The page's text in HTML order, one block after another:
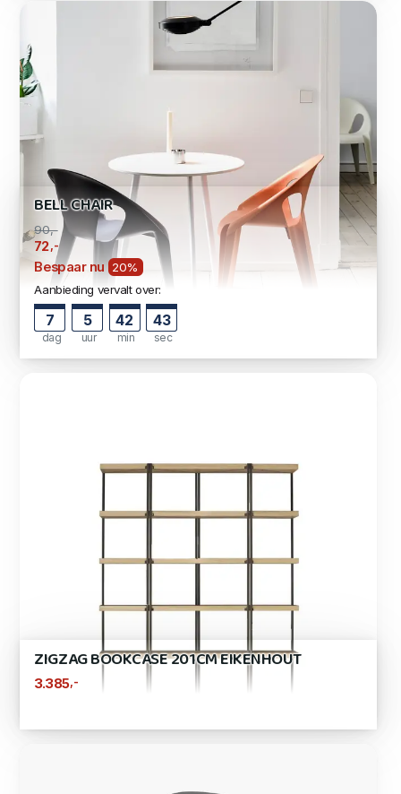
BELL CHAIR
90,-
72 ,-
Bespaar nu 20%
Aanbieding vervalt over:
7
dag
5
uur
42
min
42
sec
ZIGZAG BOOKCASE 201CM EIKENHOUT
3.385,-